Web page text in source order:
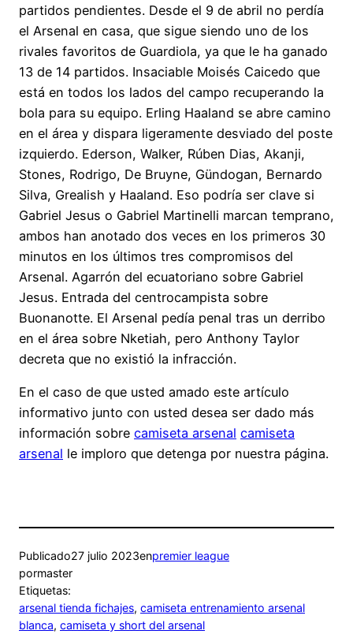
partidos pendientes. Desde el 9 de abril no perdía
el Arsenal en casa, que sigue siendo uno de los
rivales favoritos de Guardiola, ya que le ha ganado
13 de 14 partidos. Insaciable Moisés Caicedo que
está en todos los lados del campo recuperando la
bola para su equipo. Erling Haaland se abre camino
en el área y dispara ligeramente desviado del poste
izquierdo. Ederson, Walker, Rúben Dias, Akanji,
Stones, Rodrigo, De Bruyne, Gündogan, Bernardo
Silva, Grealish y Haaland. Eso podría ser clave si
Gabriel Jesus o Gabriel Martinelli marcan temprano,
ambos han anotado dos veces en los primeros 30
minutos en los últimos tres compromisos del
Arsenal. Agarrón del ecuatoriano sobre Gabriel
Jesus. Entrada del centrocampista sobre
Buonanotte. El Arsenal pedía penal tras un derribo
en el área sobre Nketiah, pero Anthony Taylor
decreta que no existió la infracción.
En el caso de que usted amado este artículo
informativo junto con usted desea ser dado más
información sobre camiseta arsenal camiseta
arsenal le imploro que detenga por nuestra página.
Publicado27 julio 2023enpremier league
pormaster
Etiquetas:
arsenal tienda fichajes, camiseta entrenamiento arsenal
blanca, camiseta y short del arsenal